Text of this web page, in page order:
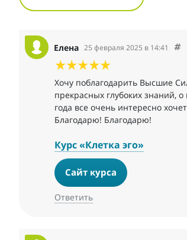
Елена 25 февраля 2025 в 14:41
Хочу поблагодарить Высшие
прекрасных глубоких знаний,
года все очень интересно
Благодарю! Благодарю!
Курс «Клетка эго»
Сайт курса
Ответить